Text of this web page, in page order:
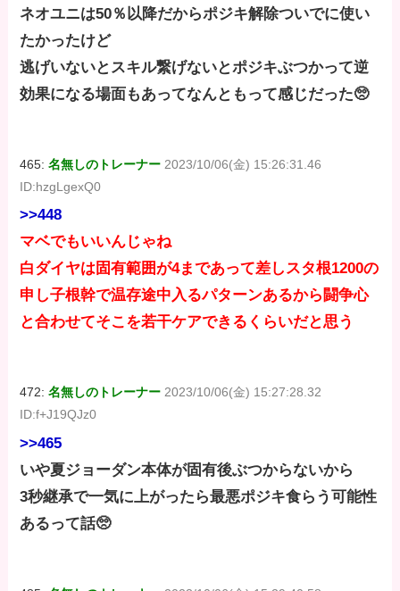
ネオユニは50％以降だからポジキ解除ついでに使い
たかったけど
逃げいないとスキル繋げないとポジキぶつかって逆
効果になる場面もあってなんともって感じだった🥺
465:名無しのトレーナー 2023/10/06(金) 15:26:31.46
ID:hzgLgexQ0
>>448
マベでもいいんじゃね
白ダイヤは固有範囲が4まであって差しスタ根1200の
申し子根幹で温存途中入るパターンあるから闘争心
と合わせてそこを若干ケアできるくらいだと思う
472:名無しのトレーナー 2023/10/06(金) 15:27:28.32
ID:f+J19QJz0
>>465
いや夏ジョーダン本体が固有後ぶつからないから
3秒継承で一気に上がったら最悪ポジキ食らう可能性
あるって話🥺